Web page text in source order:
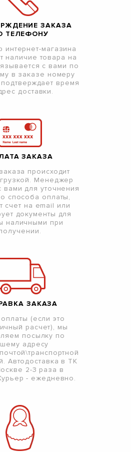
ЗАКАЗА
ТЕЛЕФОНУ
магазина
наличие товара на
с вами по
в заказе номеру
время
доставки.
ЗАКАЗА
происходит
Менеджер
вами для уточнения
способа оплаты,
счет на email или
документы для
наличными при
ЗАКАЗА
(если это
расчет), мы
посылку по
адресу
Автодоставка в ТК
2-3 раза в
- ежедневно.